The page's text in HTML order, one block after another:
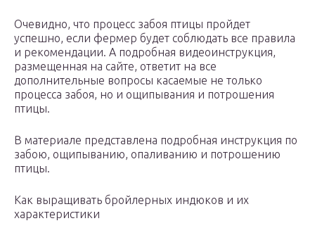
Очевидно, что процесс забоя птицы пройдет
успешно, если фермер будет соблюдать все правила
и рекомендации. А подробная видеоинструкция,
размещенная на сайте, ответит на все
дополнительные вопросы касаемые не только
процесса забоя, но и ощипывания и потрошения
птицы.
В материале представлена подробная инструкция по
забою, ощипыванию, опаливанию и потрошению
птицы.
Как выращивать бройлерных индюков и их
характеристики